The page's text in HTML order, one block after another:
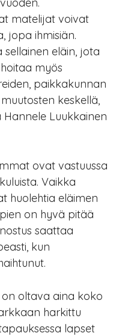
matelijat voivat
jopa ihmisiän.
eläin, jota
myös
paikkakunnan
keskellä,
Hannele Luukkainen
ovat vastuussa
Vaikka
huolehtia eläimen
on hyvä pitää
saattaa
kun
on oltava aina koko
harkittu
lapset